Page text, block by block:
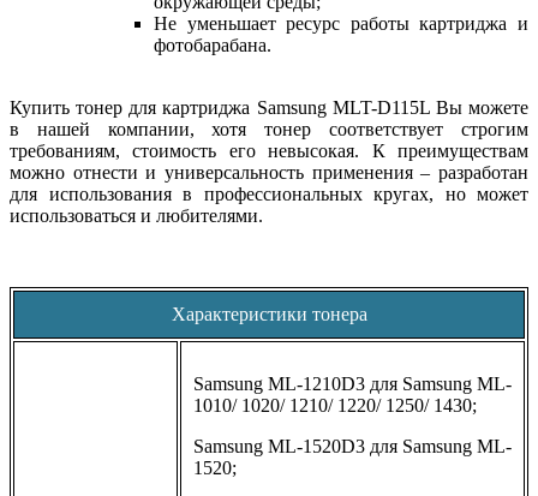
Не уменьшает ресурс работы картриджа и
фотобарабана.
Купить тонер для картриджа Samsung MLT-D115L Вы можете
в нашей компании, хотя тонер соответствует строгим
требованиям, стоимость его невысокая. К преимуществам
можно отнести и универсальность применения – разработан
для использования в профессиональных кругах, но может
использоваться и любителями.
Характеристики тонера
Samsung ML-1210D3 для Samsung ML-
1010/ 1020/ 1210/ 1220/ 1250/ 1430;
Samsung ML-1520D3 для Samsung ML-
1520;